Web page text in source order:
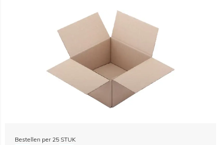
Bestellen per 25 STUK